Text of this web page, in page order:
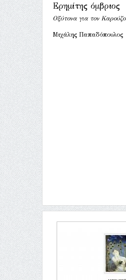
Ερημίτης όμβριος
Οξύτονα για τον Καρούζο
Μιχάλης Παπαδόπουλος